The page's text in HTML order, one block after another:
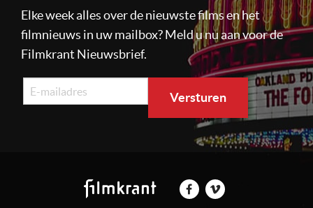
Elke week alles over de nieuwste films en het
filmnieuws in uw mailbox? Meld u nu aan voor de
Filmkrant Nieuwsbrief.